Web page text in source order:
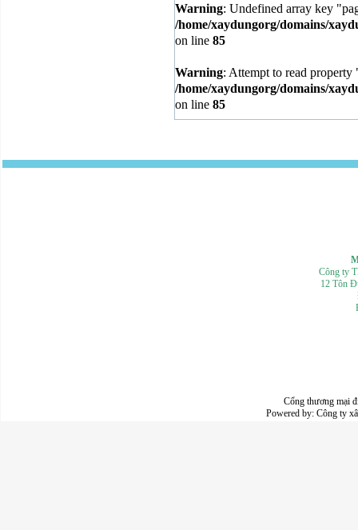
Warning: Undefined array key
/home/xaydungorg/domains/
on line 85
Warning: Attempt to read
/home/xaydungorg/domains/
on line 85
Mọi
Công ty
12 Tôn
Cổng thương mại
Powered by: Công ty